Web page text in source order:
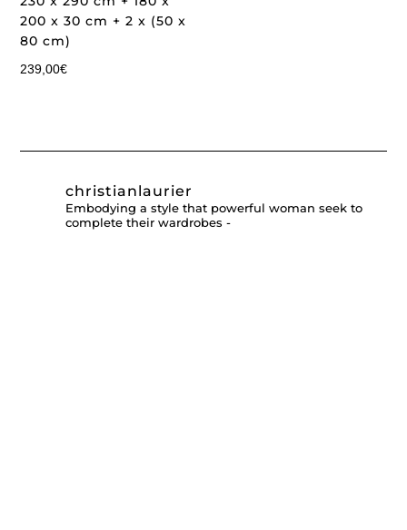
200 x 30 cm + 2 x (50 x
80 cm)
239,00€
christianlaurier
Embodying a style that powerful woman seek to
complete their wardrobes -